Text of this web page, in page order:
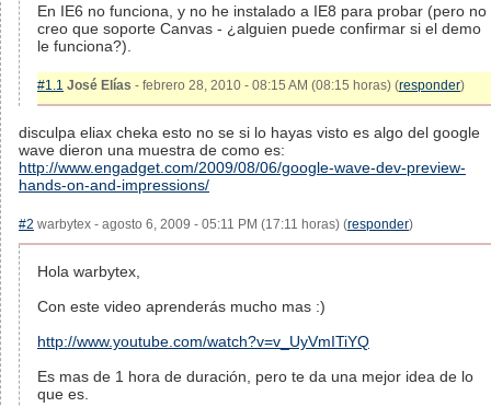
En IE6 no funciona, y no he instalado a IE8 para probar (pero no
creo que soporte Canvas - ¿alguien puede confirmar si el demo
le funciona?).
#1.1 José Elías - febrero 28, 2010 - 08:15 AM (08:15 horas) (responder)
disculpa eliax cheka esto no se si lo hayas visto es algo del google
wave dieron una muestra de como es:
http://www.engadget.com/2009/08/06/google-wave-dev-preview-
hands-on-and-impressions/
#2 warbytex - agosto 6, 2009 - 05:11 PM (17:11 horas) (responder)
Hola warbytex,
Con este video aprenderás mucho mas :)
http://www.youtube.com/watch?v=v_UyVmITiYQ
Es mas de 1 hora de duración, pero te da una mejor idea de lo
que es.